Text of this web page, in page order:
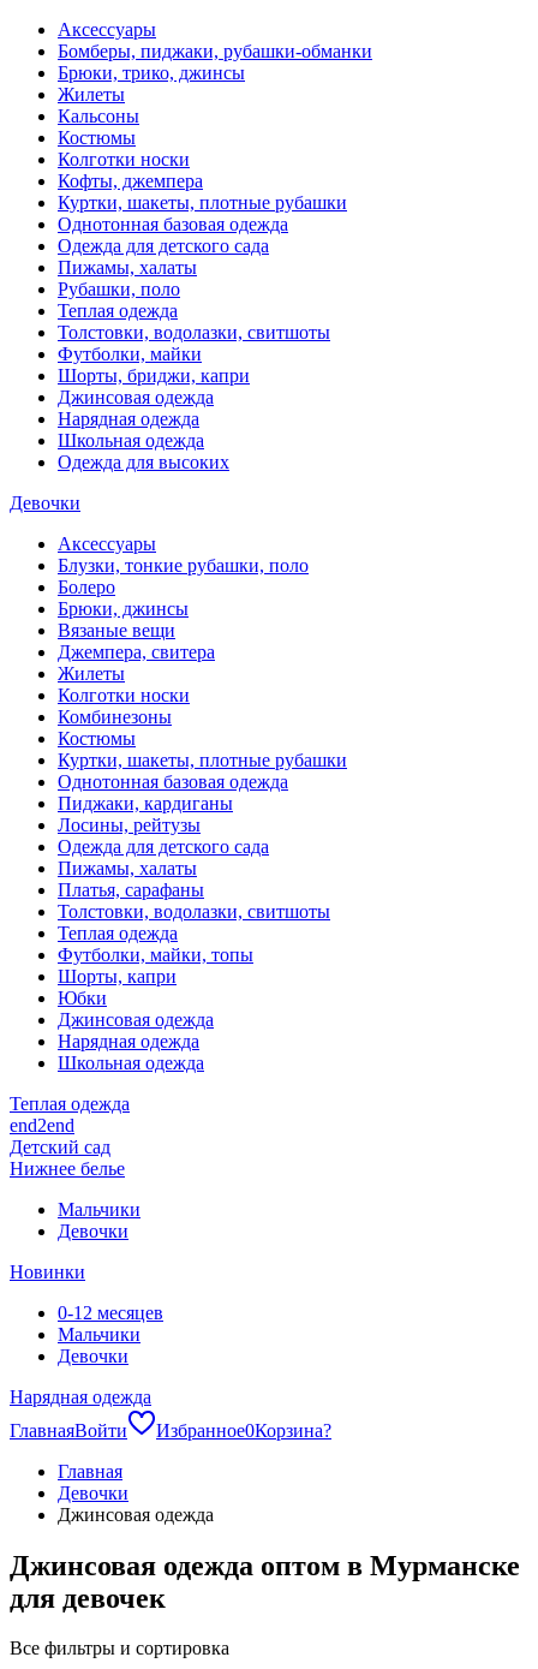
Аксессуары
Бомберы, пиджаки, рубашки-обманки
Брюки, трико, джинсы
Жилеты
Кальсоны
Костюмы
Колготки носки
Кофты, джемпера
Куртки, шакеты, плотные рубашки
Однотонная базовая одежда
Одежда для детского сада
Пижамы, халаты
Рубашки, поло
Теплая одежда
Толстовки, водолазки, свитшоты
Футболки, майки
Шорты, бриджи, капри
Джинсовая одежда
Нарядная одежда
Школьная одежда
Одежда для высоких
Девочки
Аксессуары
Блузки, тонкие рубашки, поло
Болеро
Брюки, джинсы
Вязаные вещи
Джемпера, свитера
Жилеты
Колготки носки
Комбинезоны
Костюмы
Куртки, шакеты, плотные рубашки
Однотонная базовая одежда
Пиджаки, кардиганы
Лосины, рейтузы
Одежда для детского сада
Пижамы, халаты
Платья, сарафаны
Толстовки, водолазки, свитшоты
Теплая одежда
Футболки, майки, топы
Шорты, капри
Юбки
Джинсовая одежда
Нарядная одежда
Школьная одежда
Теплая одежда
end2end
Детский сад
Нижнее белье
Мальчики
Девочки
Новинки
0-12 месяцев
Мальчики
Девочки
Нарядная одежда
ГлавнаяВойти Избранное0Корзина?
Главная
Девочки
Джинсовая одежда
Джинсовая одежда оптом в Мурманске
для девочек
Все фильтры и сортировка